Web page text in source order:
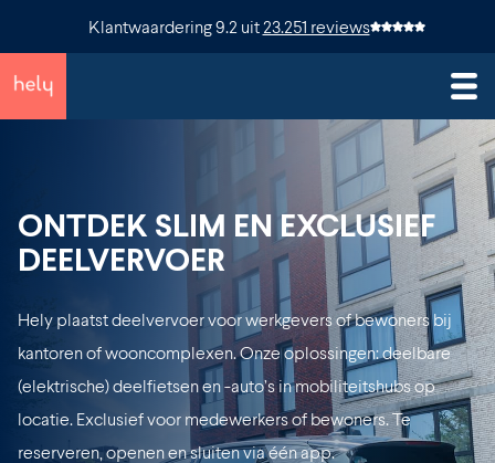
Klantwaardering9.2 uit 23.251 reviews
ONTDEK SLIM EN EXCLUSIEF
DEELVERVOER
Hely plaatst deelvervoer voor werkgevers of bewoners bij
kantoren of wooncomplexen. Onze oplossingen: deelbare
(elektrische) deelfietsen en -auto’s in mobiliteitshubs op
locatie. Exclusief voor medewerkers of bewoners. Te
reserveren, openen en sluiten via één app.